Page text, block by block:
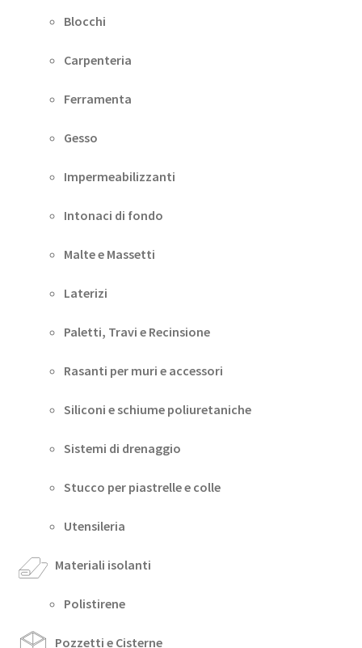
Blocchi
Carpenteria
Ferramenta
Gesso
Impermeabilizzanti
Intonaci di fondo
Malte e Massetti
Laterizi
Paletti, Travi e Recinsione
Rasanti per muri e accessori
Siliconi e schiume poliuretaniche
Sistemi di drenaggio
Stucco per piastrelle e colle
Utensileria
Materiali isolanti
Polistirene
Pozzetti e Cisterne